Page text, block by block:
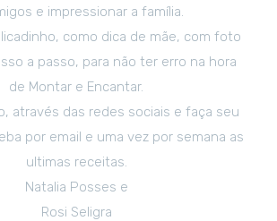
e impressionar a família.
como dica de mãe, com foto
a passo, para não ter erro na hora
de Montar e Encantar.
através das redes sociais e faça seu
por email e uma vez por semana as
ultimas receitas.
Natalia Posses e
Rosi Seligra